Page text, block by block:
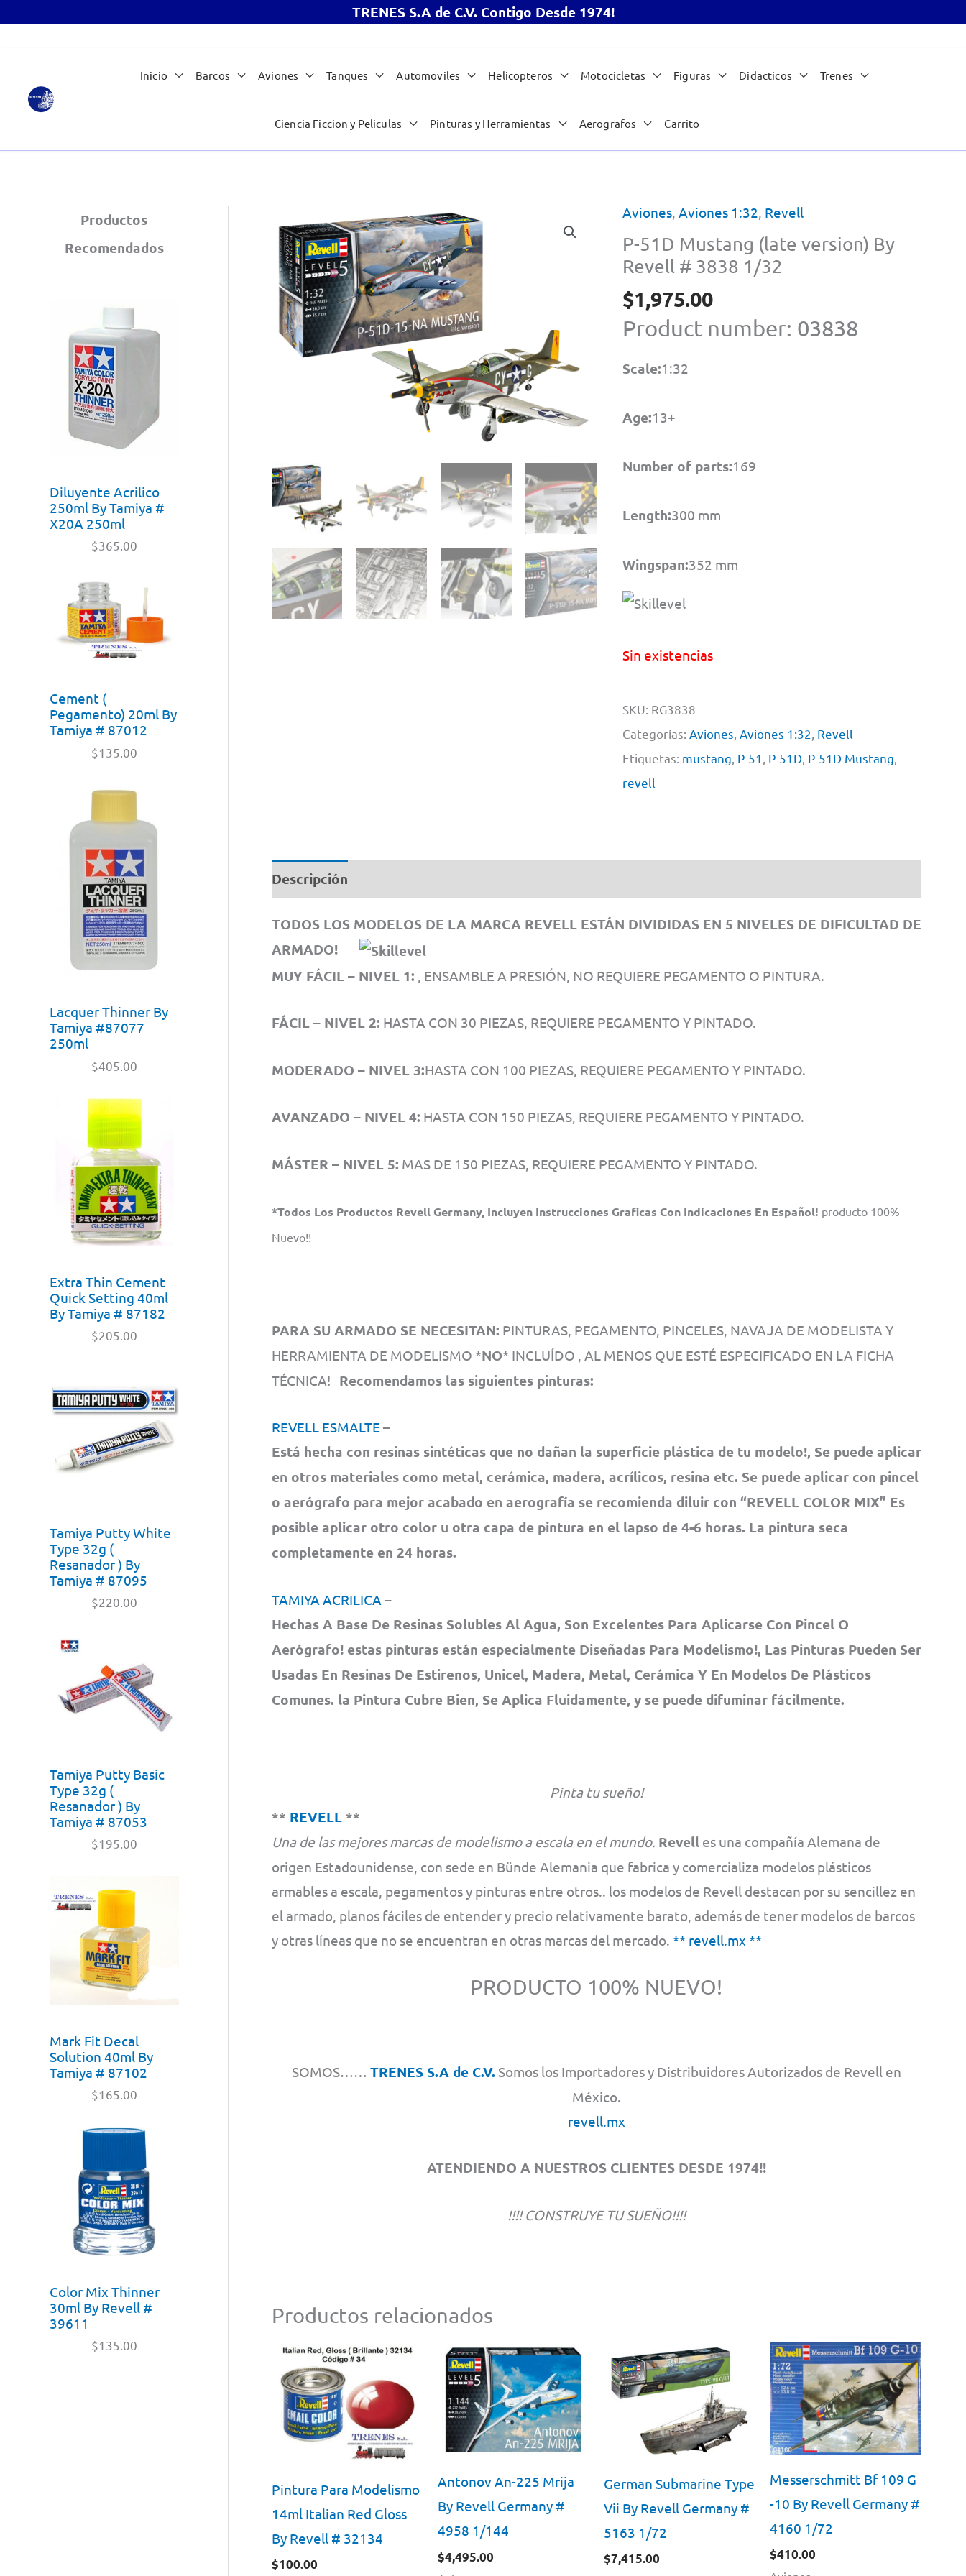
TRENES S.A de C.V. Contigo Desde 1974!
contenido
Inicio Barcos Aviones Tanques Automoviles Helicopteros Motocicletas Figuras Didacticos Trenes
Ciencia Ficcion y Peliculas Pinturas y Herramientas Aerografos Carrito
Productos
Recomendados
Diluyente Acrilico
250ml By Tamiya #
X20A 250ml
$365.00
Cement (
Pegamento) 20ml By
Tamiya # 87012
$135.00
Lacquer Thinner By
Tamiya #87077
250ml
$405.00
Extra Thin Cement
Quick Setting 40ml
By Tamiya # 87182
$205.00
Tamiya Putty White
Type 32g (
Resanador ) By
Tamiya # 87095
$220.00
Tamiya Putty Basic
Type 32g (
Resanador ) By
Tamiya # 87053
$195.00
Mark Fit Decal
Solution 40ml By
Tamiya # 87102
$165.00
Color Mix Thinner
30ml By Revell #
39611
$135.00
Aviones, Aviones 1:32, Revell
P-51D Mustang (late version) By
Revell # 3838 1/32
$1,975.00
Product number: 03838
Scale:1:32
Age:13+
Number of parts:169
Length:300 mm
Wingspan:352 mm
Sin existencias
SKU: RG3838
Categorías: Aviones, Aviones 1:32, Revell
Etiquetas: mustang, P-51, P-51D, P-51D Mustang,
revell
Descripción
TODOS LOS MODELOS DE LA MARCA REVELL ESTÁN DIVIDIDAS EN 5 NIVELES DE DIFICULTAD DE
ARMADO!
MUY FÁCIL – NIVEL 1: , ENSAMBLE A PRESIÓN, NO REQUIERE PEGAMENTO O PINTURA.
FÁCIL – NIVEL 2: HASTA CON 30 PIEZAS, REQUIERE PEGAMENTO Y PINTADO.
MODERADO – NIVEL 3:HASTA CON 100 PIEZAS, REQUIERE PEGAMENTO Y PINTADO.
AVANZADO – NIVEL 4: HASTA CON 150 PIEZAS, REQUIERE PEGAMENTO Y PINTADO.
MÁSTER – NIVEL 5: MAS DE 150 PIEZAS, REQUIERE PEGAMENTO Y PINTADO.
*Todos Los Productos Revell Germany, Incluyen Instrucciones Graficas Con Indicaciones En Español! producto 100%
Nuevo!!
PARA SU ARMADO SE NECESITAN: PINTURAS, PEGAMENTO, PINCELES, NAVAJA DE MODELISTA Y
HERRAMIENTA DE MODELISMO *NO* INCLUÍDO , AL MENOS QUE ESTÉ ESPECIFICADO EN LA FICHA
TÉCNICA! Recomendamos las siguientes pinturas:
REVELL ESMALTE–
Está hecha con resinas sintéticas que no dañan la superficie plástica de tu modelo!, Se puede aplicar
en otros materiales como metal, cerámica, madera, acrílicos, resina etc. Se puede aplicar con pincel
o aerógrafo para mejor acabado en aerografía se recomienda diluir con “REVELL COLOR MIX” Es
posible aplicar otro color u otra capa de pintura en el lapso de 4-6 horas. La pintura seca
completamente en 24 horas.
TAMIYA ACRILICA –
Hechas A Base De Resinas Solubles Al Agua, Son Excelentes Para Aplicarse Con Pincel O
Aerógrafo! estas pinturas están especialmente Diseñadas Para Modelismo!, Las Pinturas Pueden Ser
Usadas En Resinas De Estirenos, Unicel, Madera, Metal, Cerámica Y En Modelos De Plásticos
Comunes. la Pintura Cubre Bien, Se Aplica Fluidamente, y se puede difuminar fácilmente.
Pinta tu sueño!
** REVELL**
Una de las mejores marcas de modelismo a escala en el mundo. Revelles una compañía Alemana de
origen Estadounidense, con sede en Bünde Alemania que fabrica y comercializa modelos plásticos
armables a escala, pegamentos y pinturas entre otros.. los modelos de Revell destacan por su sencillez en
el armado, planos fáciles de entender y precio relativamente barato, además de tener modelos de barcos
y otras líneas que no se encuentran en otras marcas del mercado. ** revell.mx **
PRODUCTO 100% NUEVO!
SOMOS…… TRENES S.A de C.V. Somos los Importadores y Distribuidores Autorizados de Revell en
México.
revell.mx
ATENDIENDO A NUESTROS CLIENTES DESDE 1974!!
!!!! CONSTRUYE TU SUEÑO!!!!
Productos relacionados
Pintura Para Modelismo
14ml Italian Red Gloss
By Revell # 32134
$100.00
Antonov An-225 Mrija
By Revell Germany #
4958 1/144
$4,495.00
German Submarine Type
Vii By Revell Germany #
5163 1/72
$7,415.00
Messerschmitt Bf 109 G
-10 By Revell Germany #
4160 1/72
$410.00